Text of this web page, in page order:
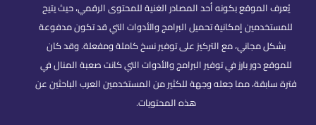
يُعرف الموقع بكونه أحد المصادر الغنية للمحتوى الرقمي، حيث يتيح
للمستخدمين إمكانية تحميل البرامج والأدوات التي قد تكون مدفوعة
بشكل مجاني، مع التركيز على توفير نسخ كاملة ومفعلة. وقد كان
للموقع دور بارز في توفير البرامج والأدوات التي كانت صعبة المنال في
فترة سابقة، مما جعله وجهة للكثير من المستخدمين العرب الباحثين عن
هذه المحتويات.